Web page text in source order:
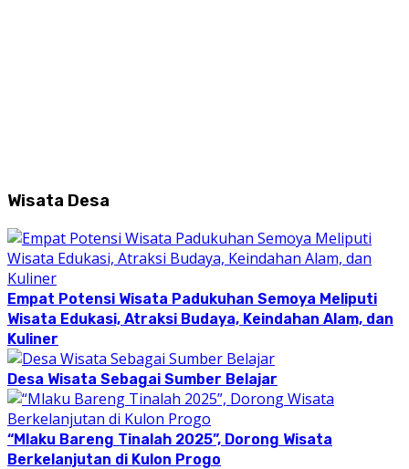
Wisata Desa
Empat Potensi Wisata Padukuhan Semoya Meliputi
Wisata Edukasi, Atraksi Budaya, Keindahan Alam, dan
Kuliner
Desa Wisata Sebagai Sumber Belajar
“Mlaku Bareng Tinalah 2025”, Dorong Wisata
Berkelanjutan di Kulon Progo